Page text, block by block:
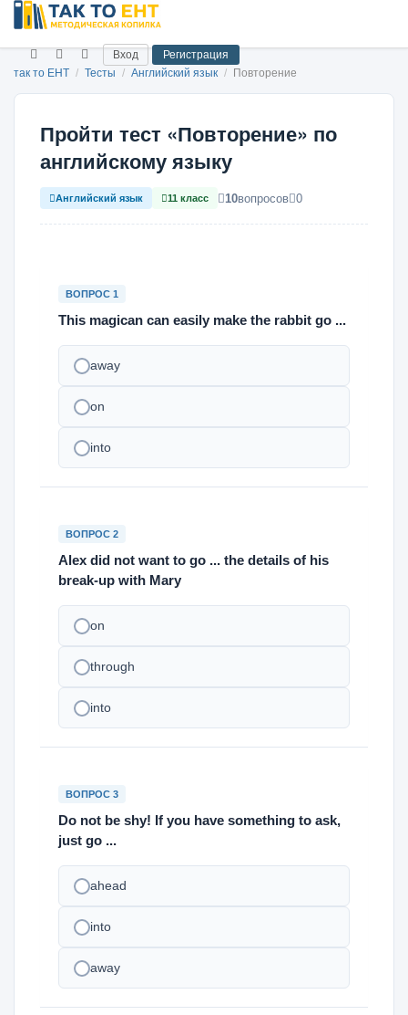
Вход
Регистрация
так то ЕНТ / Тесты / Английский язык / Повторение
Пройти тест «Повторение» по
английскому языку
Английский язык 11 класс 10вопросов 0
ВОПРОС 1
This magican can easily make the rabbit go ...
away
on
into
ВОПРОС 2
Alex did not want to go ... the details of his
break-up with Mary
on
through
into
ВОПРОС 3
Do not be shy! If you have something to ask,
just go ...
ahead
into
away